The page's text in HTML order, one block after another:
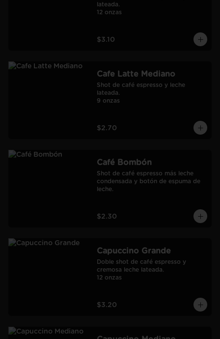
lateada.
12 onzas
$3.10
Cafe Latte Mediano
Shot de café espresso y leche
lateada.
9 onzas
$2.70
Café Bombón
Shot de café espresso más leche
condensada y botón de espuma de
leche.
$2.30
Capuccino Grande
Doble shot de café espresso y
cremosa leche lateada.
12 onzas
$3.20